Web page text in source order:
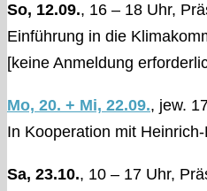
So, 12.09., 16 – 18 Uhr,
Einführung in die
[keine Anmeldung
Mo, 20. + Mi, 22.09., jew.
In Kooperation mit
Sa, 23.10., 10 – 17 Uhr,